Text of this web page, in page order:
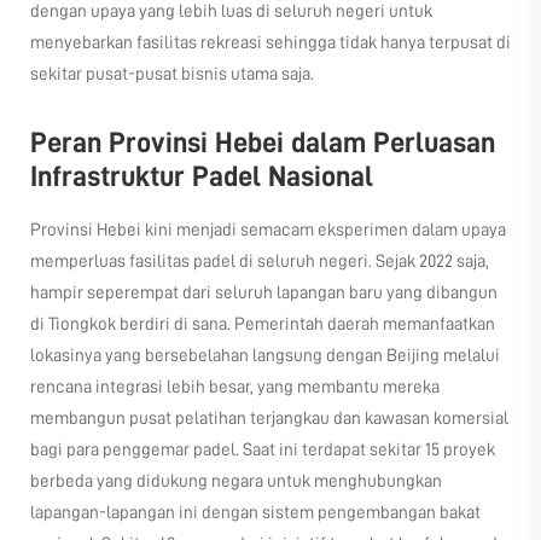
dengan upaya yang lebih luas di seluruh negeri untuk
menyebarkan fasilitas rekreasi sehingga tidak hanya terpusat di
sekitar pusat-pusat bisnis utama saja.
Peran Provinsi Hebei dalam Perluasan
Infrastruktur Padel Nasional
Provinsi Hebei kini menjadi semacam eksperimen dalam upaya
memperluas fasilitas padel di seluruh negeri. Sejak 2022 saja,
hampir seperempat dari seluruh lapangan baru yang dibangun
di Tiongkok berdiri di sana. Pemerintah daerah memanfaatkan
lokasinya yang bersebelahan langsung dengan Beijing melalui
rencana integrasi lebih besar, yang membantu mereka
membangun pusat pelatihan terjangkau dan kawasan komersial
bagi para penggemar padel. Saat ini terdapat sekitar 15 proyek
berbeda yang didukung negara untuk menghubungkan
lapangan-lapangan ini dengan sistem pengembangan bakat